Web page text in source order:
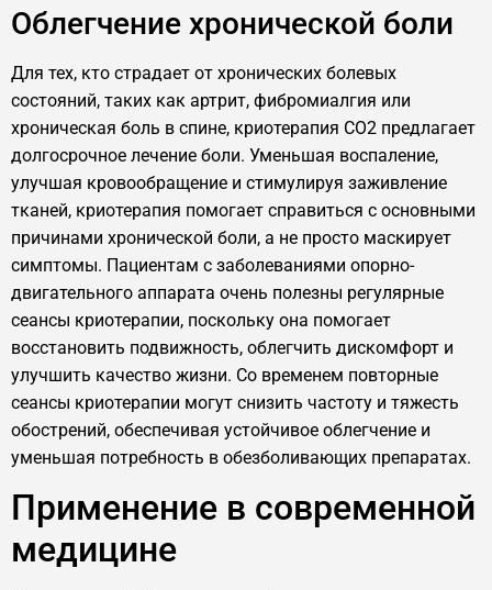
Облегчение хронической боли
Для тех, кто страдает от хронических болевых
состояний, таких как артрит, фибромиалгия или
хроническая боль в спине, криотерапия CO2 предлагает
долгосрочное лечение боли. Уменьшая воспаление,
улучшая кровообращение и стимулируя заживление
тканей, криотерапия помогает справиться с основными
причинами хронической боли, а не просто маскирует
симптомы. Пациентам с заболеваниями опорно-
двигательного аппарата очень полезны регулярные
сеансы криотерапии, поскольку она помогает
восстановить подвижность, облегчить дискомфорт и
улучшить качество жизни. Со временем повторные
сеансы криотерапии могут снизить частоту и тяжесть
обострений, обеспечивая устойчивое облегчение и
уменьшая потребность в обезболивающих препаратах.
Применение в современной
медицине